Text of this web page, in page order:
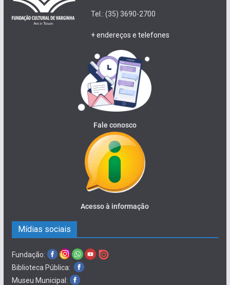
Tel.: (35) 3690-2700
+ endereços e telefones
Fale conosco
Acesso à informação
Mídias sociais
Fundação:
Biblioteca Pública:
Museu Municipal: